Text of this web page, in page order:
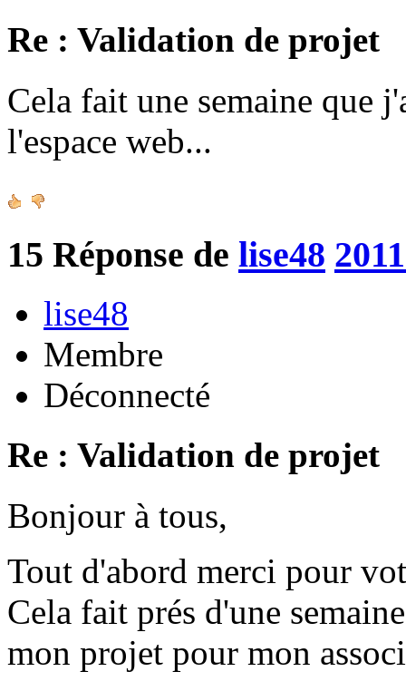
Re : Validation de projet
Cela fait une semaine que
l'espace web...
15 Réponse de lise48
lise48
Membre
Déconnecté
Re : Validation de projet
Bonjour à tous,
Tout d'abord merci pour
Cela fait prés d'une
mon projet pour mon